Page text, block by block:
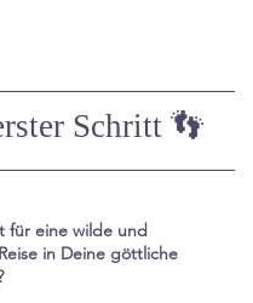
Schritt 👣
für eine wilde und
in Deine göttliche